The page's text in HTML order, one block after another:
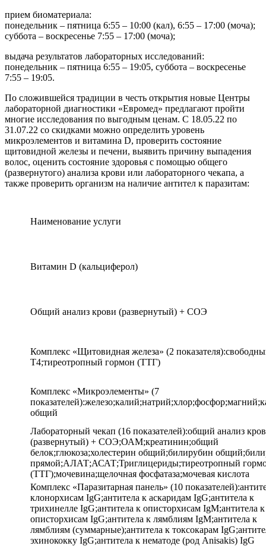
прием биоматериала:
понедельник – пятница 6:55 – 10:00 (кал), 6:55 – 17:00 (моча);
суббота – воскресенье 7:55 – 17:00 (моча);
выдача результатов лабораторных исследований:
понедельник – пятница 6:55 – 19:05, суббота – воскресенье
7:55 – 19:05.
По сложившейся традиции в честь открытия новые Центры
лабораторной диагностики «Евромед» предлагают пройти
многие исследования по выгодным ценам. С 18.05.22 по
31.07.22 со скидками можно определить уровень
микроэлементов и витамина D, проверить состояние
щитовидной железы и печени, выявить причину выпадения
волос, оценить состояние здоровья с помощью общего
(развернутого) анализа крови или лабораторного чекапа, а
также проверить организм на наличие антител к паразитам:
Наименование услуги
Витамин D (кальциферол)
Общий анализ крови (развернутый) + СОЭ
Комплекс «Щитовидная железа» (2
Т4;тиреотропный гормон (ТТГ)
Комплекс «Микроэлементы» (7
общий
Лабораторный чекап (16 показателей):общий анализ
(развернутый) + СОЭ;ОАМ;креатинин;общий
белок;глюкоза;холестерин общий;билирубин
прямой;АЛАТ;АСАТ;Триглицериды;тиреотропный
(ТТГ);мочевина;щелочная фосфатаза;мочевая кислота
Комплекс «Паразитарная панель» (10
клонорхисам IgG;антитела к аскаридам IgG;антитела к
трихинелле IgG;антитела к описторхисам IgМ;антитела к
описторхисам IgG;антитела к лямблиям IgМ;антитела к
лямблиям (суммарные);антитела к токсокарам
эхинококку IgG;антитела к нематоде (род Anisakis) IgG